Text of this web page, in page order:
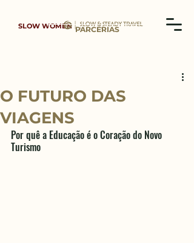
SLOW WOMEN PARCERIAS
O FUTURO DAS
VIAGENS
Por quê a Educação é o Coração do Novo
Turismo